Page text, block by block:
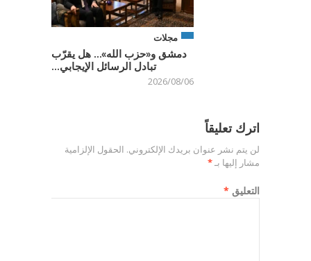
مجلات
دمشق و«حزب الله»… هل يقرّب
تبادل الرسائل الإيجابي...
2026/08/06
اترك تعليقاً
لن يتم نشر عنوان بريدك الإلكتروني. الحقول الإلزامية
مشار إليها بـ*
التعليق *